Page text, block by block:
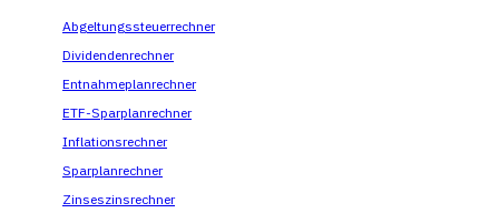
Abgeltungssteuerrechner
Dividendenrechner
Entnahmeplanrechner
ETF-Sparplanrechner
Inflationsrechner
Sparplanrechner
Zinseszinsrechner